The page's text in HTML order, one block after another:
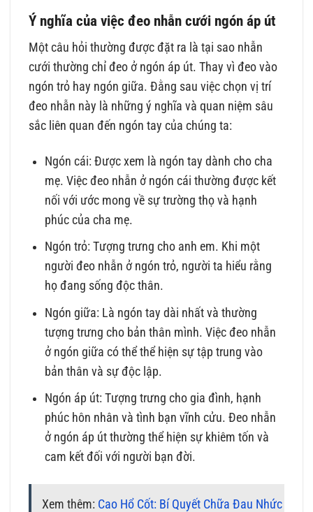
Ý nghĩa của việc đeo nhẫn cưới ngón áp út
Một câu hỏi thường được đặt ra là tại sao nhẫn
cưới thường chỉ đeo ở ngón áp út. Thay vì đeo vào
ngón trỏ hay ngón giữa. Đằng sau việc chọn vị trí
đeo nhẫn này là những ý nghĩa và quan niệm sâu
sắc liên quan đến ngón tay của chúng ta:
Ngón cái: Được xem là ngón tay dành cho cha
mẹ. Việc đeo nhẫn ở ngón cái thường được kết
nối với ước mong về sự trường thọ và hạnh
phúc của cha mẹ.
Ngón trỏ: Tượng trưng cho anh em. Khi một
người đeo nhẫn ở ngón trỏ, người ta hiểu rằng
họ đang sống độc thân.
Ngón giữa: Là ngón tay dài nhất và thường
tượng trưng cho bản thân mình. Việc đeo nhẫn
ở ngón giữa có thể thể hiện sự tập trung vào
bản thân và sự độc lập.
Ngón áp út: Tượng trưng cho gia đình, hạnh
phúc hôn nhân và tình bạn vĩnh cửu. Đeo nhẫn
ở ngón áp út thường thể hiện sự khiêm tốn và
cam kết đối với người bạn đời.
Xem thêm: Cao Hổ Cốt: Bí Quyết Chữa Đau Nhức